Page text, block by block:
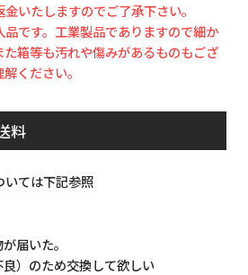
いたしますのでご了承下さい。
品です。工業製品でありますので細か
箱等も汚れや傷みがあるものもござ
ください。
料
いては下記参照
届いた。
）のため交換して欲しい